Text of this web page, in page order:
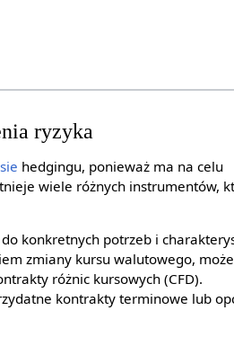
ryzyka
hedgingu, ponieważ ma na celu
wiele różnych instrumentów,
konkretnych potrzeb i
zmiany kursu walutowego,
różnic kursowych (CFD).
kontrakty terminowe lub